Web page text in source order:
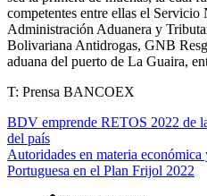
competentes entre ellas el
Administración Aduanera y
Bolivariana Antidrogas, GNB
aduana del puerto de La Guaira,
T: Prensa BANCOEX
BDV emprende RETOS 2022 de
del país
Autoridades en materia
Portuguesa en el Plan Frijol 2022